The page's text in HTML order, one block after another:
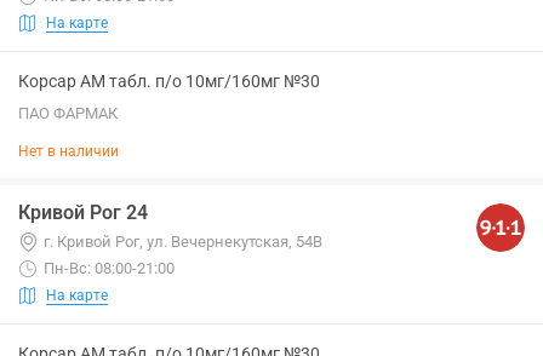
На карте
Корсар АМ табл. п/о 10мг/160мг №30
ПАО ФАРМАК
Нет в наличии
Кривой Рог 24
г. Кривой Рог, ул. Вечернекутская, 54В
Пн-Вс: 08:00-21:00
На карте